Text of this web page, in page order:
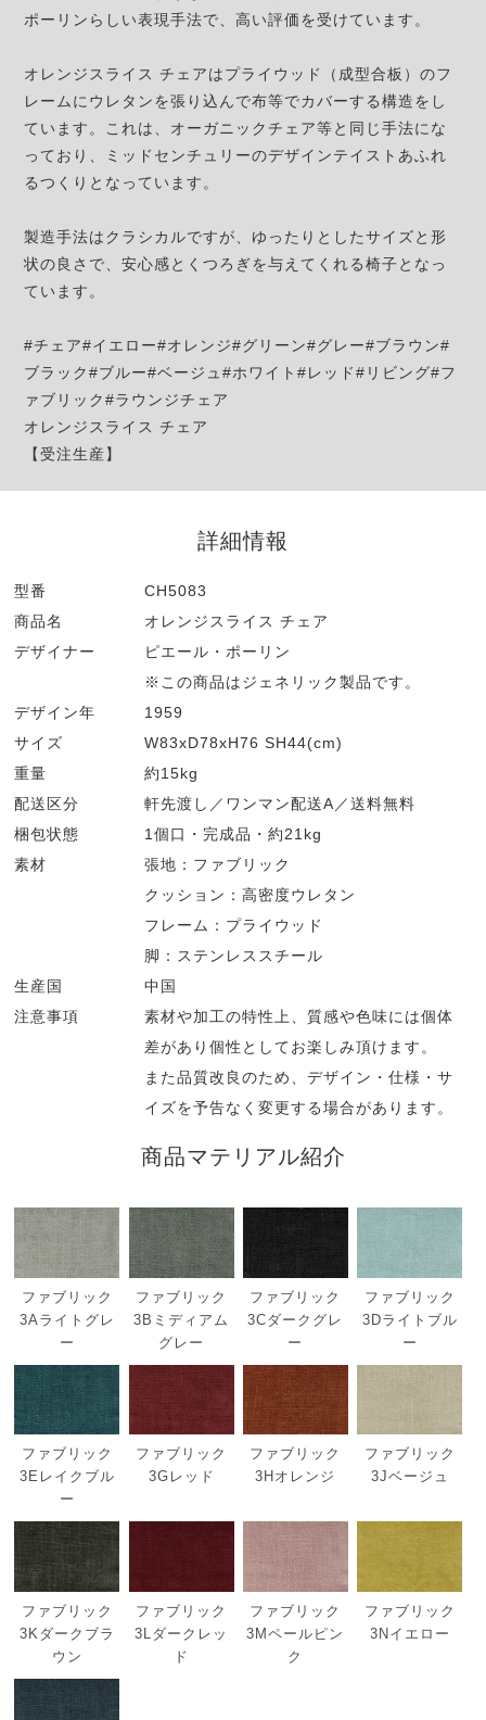
ポーリンらしい表現手法で、高い評価を受けています。
オレンジスライス チェアはプライウッド（成型合板）のフ
レームにウレタンを張り込んで布等でカバーする構造をし
ています。これは、オーガニックチェア等と同じ手法にな
っており、ミッドセンチュリーのデザインテイストあふれ
るつくりとなっています。
製造手法はクラシカルですが、ゆったりとしたサイズと形
状の良さで、安心感とくつろぎを与えてくれる椅子となっ
ています。
#チェア#イエロー#オレンジ#グリーン#グレー#ブラウン#
ブラック#ブルー#ベージュ#ホワイト#レッド#リビング#フ
ァブリック#ラウンジチェア
オレンジスライス チェア
【受注生産】
詳細情報
型番
CH5083
商品名
オレンジスライス チェア
デザイナー
ピエール・ポーリン
※この商品はジェネリック製品です。
デザイン年
1959
サイズ
W83xD78xH76 SH44(cm)
重量
約15kg
配送区分
軒先渡し／ワンマン配送A／送料無料
梱包状態
1個口・完成品・約21kg
素材
張地：ファブリック
クッション：高密度ウレタン
フレーム：プライウッド
脚：ステンレススチール
生産国
中国
注意事項
素材や加工の特性上、質感や色味には個体
差があり個性としてお楽しみ頂けます。
また品質改良のため、デザイン・仕様・サ
イズを予告なく変更する場合があります。
商品マテリアル紹介
ファブリック
3Aライトグレ
ー
ファブリック
3Bミディアム
グレー
ファブリック
3Cダークグレ
ー
ファブリック
3Dライトブル
ー
ファブリック
3Eレイクブル
ー
ファブリック
3Gレッド
ファブリック
3Hオレンジ
ファブリック
3Jベージュ
ファブリック
3Kダークブラ
ウン
ファブリック
3Lダークレッ
ド
ファブリック
3Mペールピン
ク
ファブリック
3Nイエロー